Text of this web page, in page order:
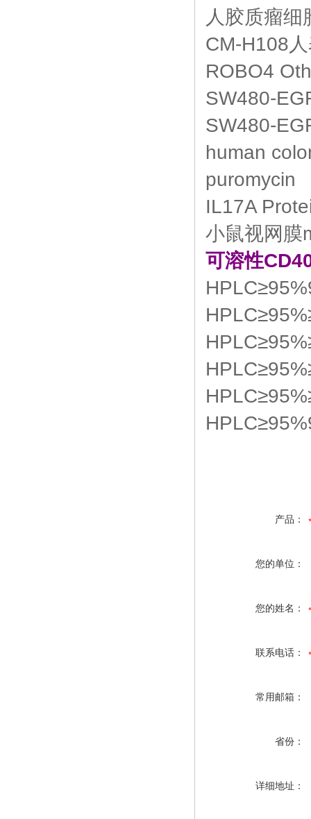
人胶质瘤细
CM-H108
ROBO4
SW480-
SW480-
human
puromycin
IL17A
小鼠视网膜
可溶性
产品：
您的单位：
您的姓名：
联系电话：
常用邮箱：
省份：
详细地址：